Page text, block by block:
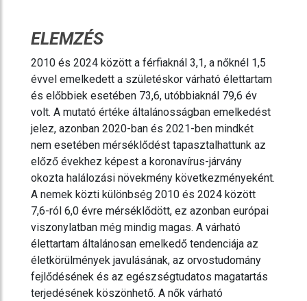
ELEMZÉS
2010 és 2024 között a férfiaknál 3,1, a nőknél 1,5
évvel emelkedett a születéskor várható élettartam
és előbbiek esetében 73,6, utóbbiaknál 79,6 év
volt. A mutató értéke általánosságban emelkedést
jelez, azonban 2020-ban és 2021-ben mindkét
nem esetében mérséklődést tapasztalhattunk az
előző évekhez képest a koronavírus-járvány
okozta halálozási növekmény következményeként.
A nemek közti különbség 2010 és 2024 között
7,6-ról 6,0 évre mérséklődött, ez azonban európai
viszonylatban még mindig magas. A várható
élettartam általánosan emelkedő tendenciája az
életkörülmények javulásának, az orvostudomány
fejlődésének és az egészségtudatos magatartás
terjedésének köszönhető. A nők várható